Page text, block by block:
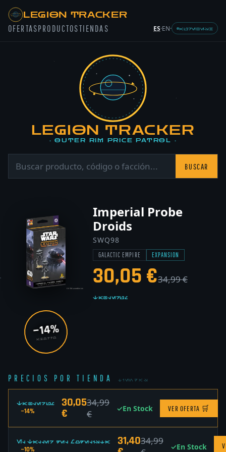
LEGION TRACKER
OFERTASPRODUCTOSTIENDAS ES·EN· AUREBESH
LEGION TRACKER
· OUTER RIM PRICE PATROL ·
BUSCAR
Imperial Probe
Droids
SWQ98
GALACTIC EMPIRE EXPANSION
30,05 €34,99 €
Tablerum
−14%
AHORRO
PRECIOS POR TIENDA TIENDAS
Tablerum
−14%
30,05
€
34,99
€
✓En Stock VER OFERTA 🛒
El Taller del Modelista
−10%
31,4034,99
✓En Stock